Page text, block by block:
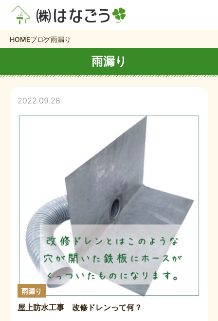
HOMEブログ雨漏り
雨漏り
2022.09.28
雨漏り
屋上防水工事 改修ドレンって何？